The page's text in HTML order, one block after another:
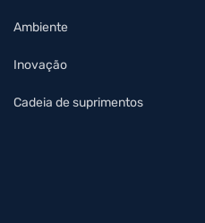
Ambiente
Inovação
Cadeia de suprimentos